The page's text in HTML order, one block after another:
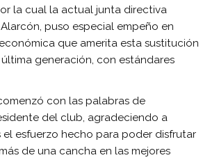
la cual la actual junta directiva
puso especial empeño en
que amerita esta sustitución
generación, con estándares
con las palabras de
del club, agradeciendo a
el esfuerzo hecho para poder disfrutar
de una cancha en las mejores